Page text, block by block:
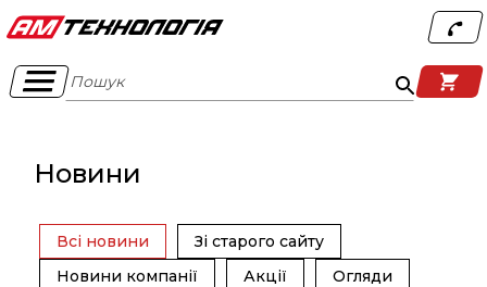
Пошук
Новини
Всі новини
Зі старого сайту
Новини компанії
Акції Огляди